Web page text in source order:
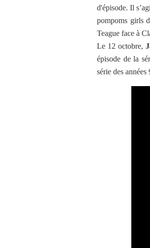
d'épisode. Il
pompoms girls
Teague face à
Le 12 octobre,
épisode de la
série des